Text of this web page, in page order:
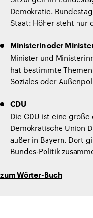
Demokratie.
Staat: Höher steht nur
Ministerin oder
Minister und
hat bestimmte
Soziales oder
CDU
Die CDU ist eine
Demokratische Union
außer in Bayern. Dort
Bundes-Politik
zum Wörter-Buch